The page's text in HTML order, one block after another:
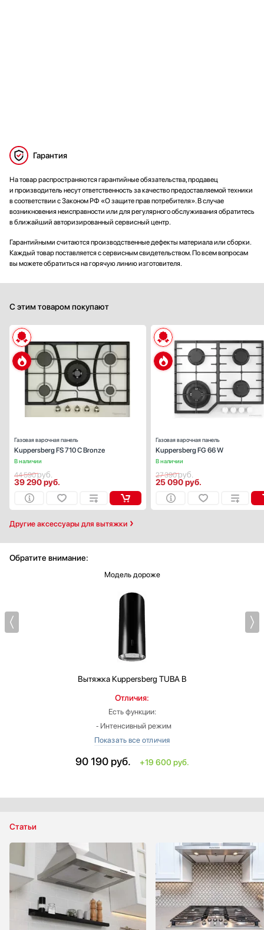
Гарантия
На товар распространяются гарантийные обязательства, продавец
и производитель несут ответственность за качество предоставляемой техники
в соответствии с Законом РФ «О защите прав потребителя». В случае
возникновения неисправности или для регулярного обслуживания обратитесь
в ближайший авторизированный сервисный центр.
Гарантийными считаются производственные дефекты материала или сборки.
Каждый товар поставляется с сервисным свидетельством. По всем вопросам
вы можете обратиться на горячую линию изготовителя.
С этим товаром покупают
Другие аксессуары для вытяжки
В наличии
Газовая варочная панель
Kuppersberg FS 710 C Bronze
Габариты (ВхШхГ), см:
Цвет :
Панель конфорок:
эмалированная
Общее количество конфорок:
44 590руб.
39 290руб.
В наличии
Газовая варочная панель
Kuppersberg FG 66 W
27 390руб.
25 090руб.
Обратите внимание:
Модель дороже
Вытяжка Kuppersberg TUBA B
Отличия:
Есть функции:
‐ Интенсивный режим
Ширина: меньше на 50.7 см
Макс. производительность: больше на 150 м3/ч
Количество фильтров: 1
90 190 руб. +19 600 руб.
Статьи